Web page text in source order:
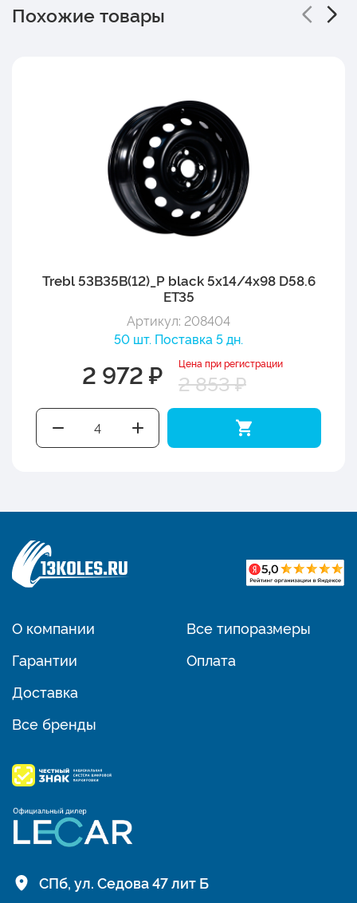
Похожие товары
Trebl 53B35B(12)_P black 5x14/4x98 D58.6
ET35
Артикул: 208404
50 шт. Поставка 5 дн.
2 972 ₽ Цена при регистрации
2 853 ₽
О компании
Гарантии
Доставка
Все бренды
Все типоразмеры
Оплата
СПб, ул. Седова 47 лит Б